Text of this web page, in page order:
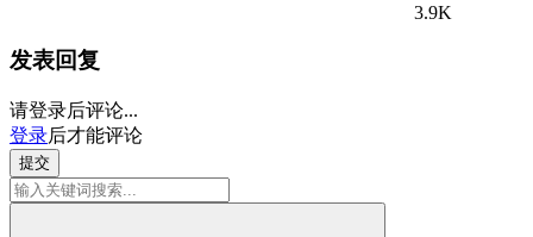
3.9K
发表回复
请登录后评论...
登录后才能评论
提交